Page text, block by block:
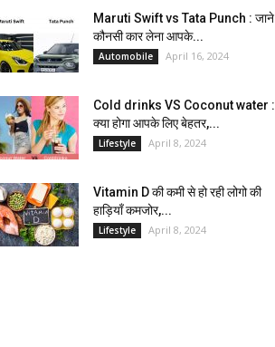
Maruti Swift vs Tata Punch : जाने
कौनसी कार लेना आपके...
Automobile April 16, 2024
Cold drinks VS Coconut water :
क्या होगा आपके लिए बेहतर,...
Lifestyle April 8, 2024
Vitamin D की कमी से हो रही लोगो की
हाड़ियाँ कमजोर,...
Lifestyle April 8, 2024